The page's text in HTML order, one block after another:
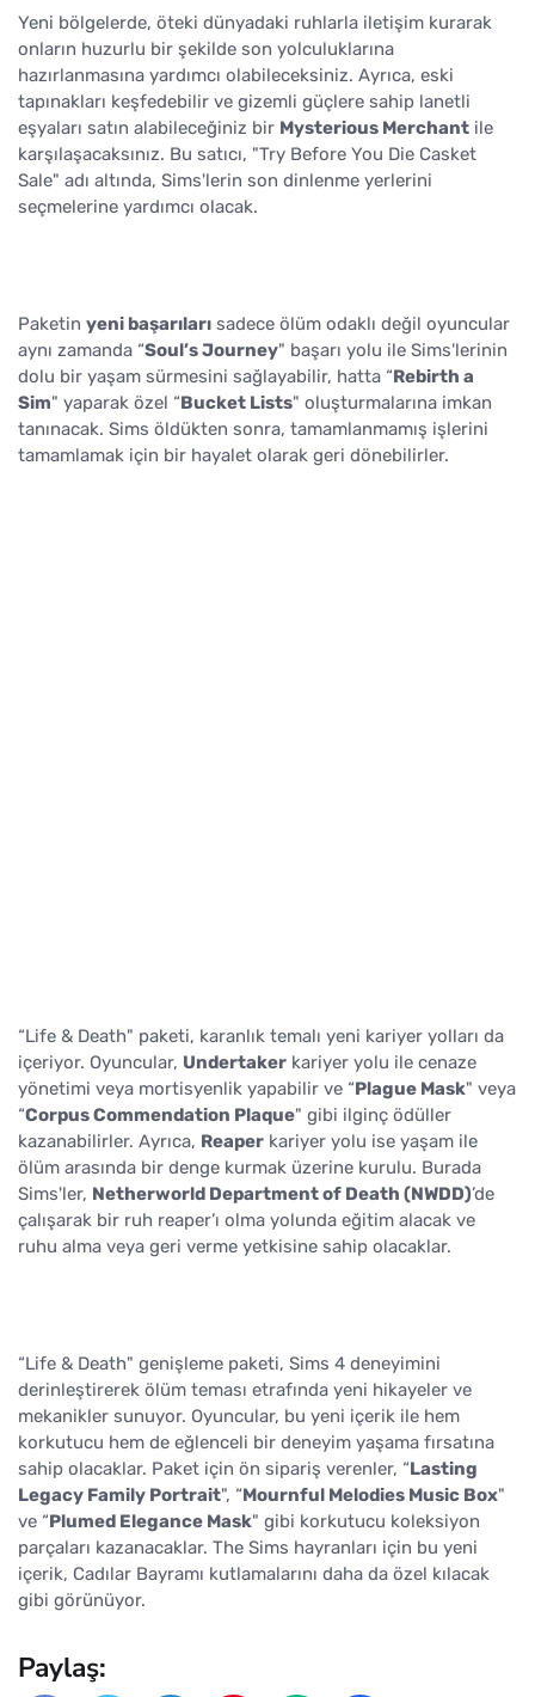
Yeni bölgelerde, öteki dünyadaki ruhlarla iletişim kurarak
onların huzurlu bir şekilde son yolculuklarına
hazırlanmasına yardımcı olabileceksiniz. Ayrıca, eski
tapınakları keşfedebilir ve gizemli güçlere sahip lanetli
eşyaları satın alabileceğiniz bir Mysterious Merchant ile
karşılaşacaksınız. Bu satıcı, "Try Before You Die Casket
Sale" adı altında, Sims'lerin son dinlenme yerlerini
seçmelerine yardımcı olacak.
Paketin yeni başarıları sadece ölüm odaklı değil oyuncular
aynı zamanda “Soul’s Journey" başarı yolu ile Sims'lerinin
dolu bir yaşam sürmesini sağlayabilir, hatta “Rebirth a
Sim" yaparak özel “Bucket Lists" oluşturmalarına imkan
tanınacak. Sims öldükten sonra, tamamlanmamış işlerini
tamamlamak için bir hayalet olarak geri dönebilirler.
“Life & Death" paketi, karanlık temalı yeni kariyer yolları da
içeriyor. Oyuncular, Undertaker kariyer yolu ile cenaze
yönetimi veya mortisyenlik yapabilir ve “Plague Mask" veya
“Corpus Commendation Plaque" gibi ilginç ödüller
kazanabilirler. Ayrıca, Reaper kariyer yolu ise yaşam ile
ölüm arasında bir denge kurmak üzerine kurulu. Burada
Sims'ler, Netherworld Department of Death (NWDD)’de
çalışarak bir ruh reaper’ı olma yolunda eğitim alacak ve
ruhu alma veya geri verme yetkisine sahip olacaklar.
“Life & Death" genişleme paketi, Sims 4 deneyimini
derinleştirerek ölüm teması etrafında yeni hikayeler ve
mekanikler sunuyor. Oyuncular, bu yeni içerik ile hem
korkutucu hem de eğlenceli bir deneyim yaşama fırsatına
sahip olacaklar. Paket için ön sipariş verenler, “Lasting
Legacy Family Portrait", “Mournful Melodies Music Box"
ve “Plumed Elegance Mask" gibi korkutucu koleksiyon
parçaları kazanacaklar. The Sims hayranları için bu yeni
içerik, Cadılar Bayramı kutlamalarını daha da özel kılacak
gibi görünüyor.
Paylaş: